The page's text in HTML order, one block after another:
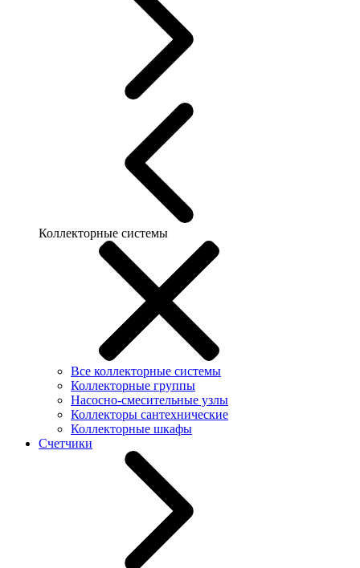
Коллекторные системы
Все коллекторные системы
Коллекторные группы
Насосно-смесительные узлы
Коллекторы сантехнические
Коллекторные шкафы
Счетчики